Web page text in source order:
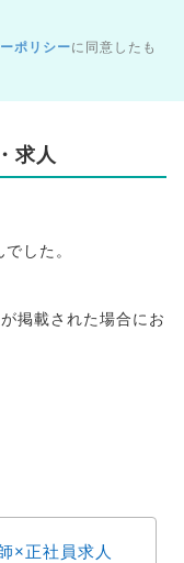
ポリシーに同意したも
求人
した。
掲載された場合にお
×正社員求人